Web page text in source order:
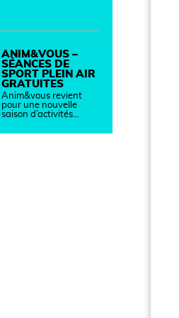
ANIM&VOUS –
SÉANCES DE
SPORT PLEIN AIR
GRATUITES
Anim&vous revient
pour une nouvelle
saison d’activités…